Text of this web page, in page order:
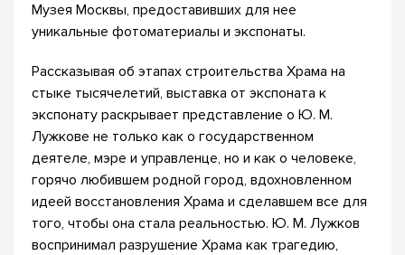
Музея Москвы, предоставивших для нее
уникальные фотоматериалы и экспонаты.
Рассказывая об этапах строительства Храма на
стыке тысячелетий, выставка от экспоната к
экспонату раскрывает представление о Ю. М.
Лужкове не только как о государственном
деятеле, мэре и управленце, но и как о человеке,
горячо любившем родной город, вдохновленном
идеей восстановления Храма и сделавшем все для
того, чтобы она стала реальностью. Ю. М. Лужков
воспринимал разрушение Храма как трагедию,